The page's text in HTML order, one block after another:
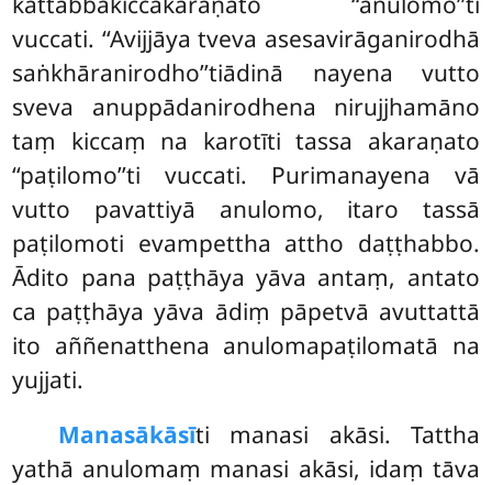
vuccati. ‘‘Avijjāya tveva asesavirāganirodhā
saṅkhāranirodho’’tiādinā nayena vutto
sveva anuppādanirodhena nirujjhamāno
taṃ kiccaṃ na karotīti tassa akaraṇato
‘‘paṭilomo’’ti vuccati. Purimanayena vā
vutto pavattiyā anulomo, itaro tassā
paṭilomoti evampettha attho daṭṭhabbo.
Ādito pana paṭṭhāya yāva antaṃ, antato
ca paṭṭhāya yāva ādiṃ pāpetvā avuttattā
ito aññenatthena anulomapaṭilomatā na
yujjati.
Manasākāsīti manasi akāsi. Tattha
yathā anulomaṃ manasi akāsi, idaṃ tāva